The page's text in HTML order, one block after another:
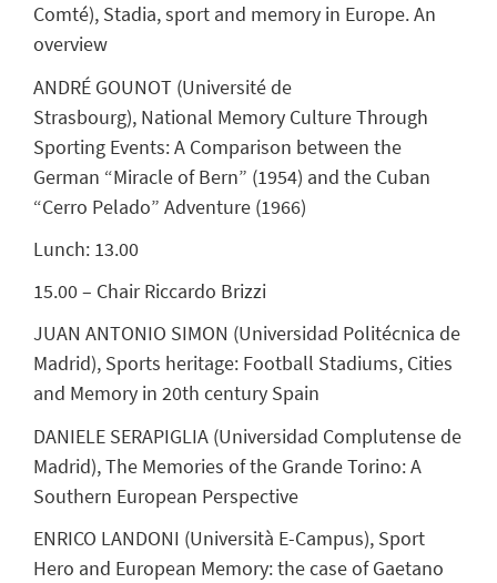
Comté), Stadia, sport and memory in Europe. An
overview
ANDRÉ GOUNOT (Université de
Strasbourg), National Memory Culture Through
Sporting Events: A Comparison between the
German “Miracle of Bern” (1954) and the Cuban
“Cerro Pelado” Adventure (1966)
Lunch: 13.00
15.00 – ChairRiccardo Brizzi
JUAN ANTONIO SIMON (Universidad Politécnica de
Madrid), Sports heritage: Football Stadiums, Cities
and Memory in 20th century Spain
DANIELE SERAPIGLIA (Universidad Complutense de
Madrid), The Memories of the Grande Torino: A
Southern European Perspective
ENRICO LANDONI (Università E-Campus), Sport
Hero and European Memory: the case of Gaetano